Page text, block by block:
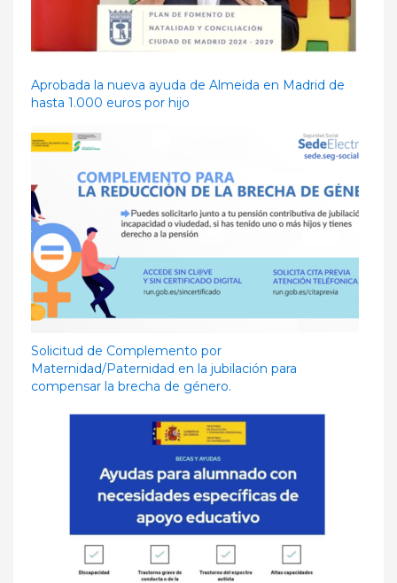
Aprobada la nueva ayuda de Almeida en Madrid de
hasta 1.000 euros por hijo
Solicitud de Complemento por
Maternidad/Paternidad en la jubilación para
compensar la brecha de género.